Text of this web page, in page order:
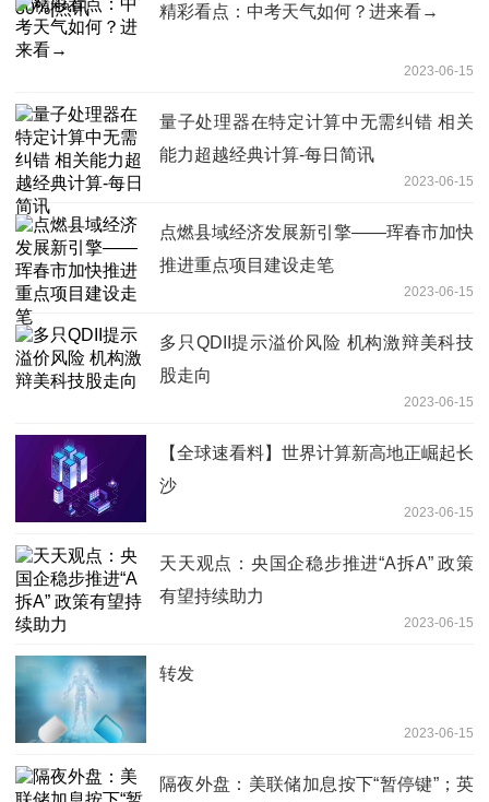
精彩看点：中考天气如何？进来看→
2023-06-15
量子处理器在特定计算中无需纠错 相关
能力超越经典计算-每日简讯
2023-06-15
点燃县域经济发展新引擎——珲春市加快
推进重点项目建设走笔
2023-06-15
多只QDII提示溢价风险 机构激辩美科技
股走向
2023-06-15
【全球速看料】世界计算新高地正崛起长
沙
2023-06-15
天天观点：央国企稳步推进“A拆A” 政策
有望持续助力
2023-06-15
转发
2023-06-15
隔夜外盘：美联储加息按下“暂停键”；英